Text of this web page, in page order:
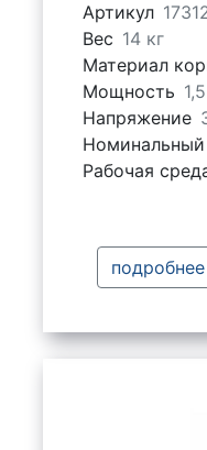
Артикул
Вес 14 кг
Материал
Мощность
Напряжение
Рабочая
подробнее